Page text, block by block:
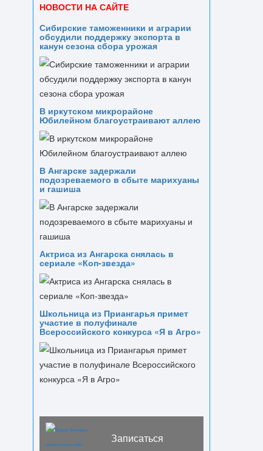
НОВОСТИ НА САЙТЕ
Сибирские таможенники и аграрии
обсудили поддержку экспорта в
канун сезона сбора урожая
В иркутском микрорайоне
Юбилейном благоустраивают аллею
В Ангарске задержали
подозреваемого в сбыте марихуаны
и гашиша
Актриса из Ангарска снялась в
сериале «Коп-звезда»
Школьница из Приангарья примет
участие в полуфинале
Всероссийского конкурса «Я в Агро»
Записаться